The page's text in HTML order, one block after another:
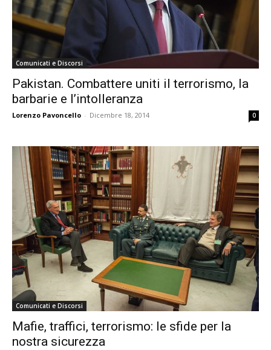
Comunicati e Discorsi
Pakistan. Combattere uniti il terrorismo, la
barbarie e l’intolleranza
Lorenzo Pavoncello - Dicembre 18, 2014 0
Comunicati e Discorsi
Mafie, traffici, terrorismo: le sfide per la
nostra sicurezza